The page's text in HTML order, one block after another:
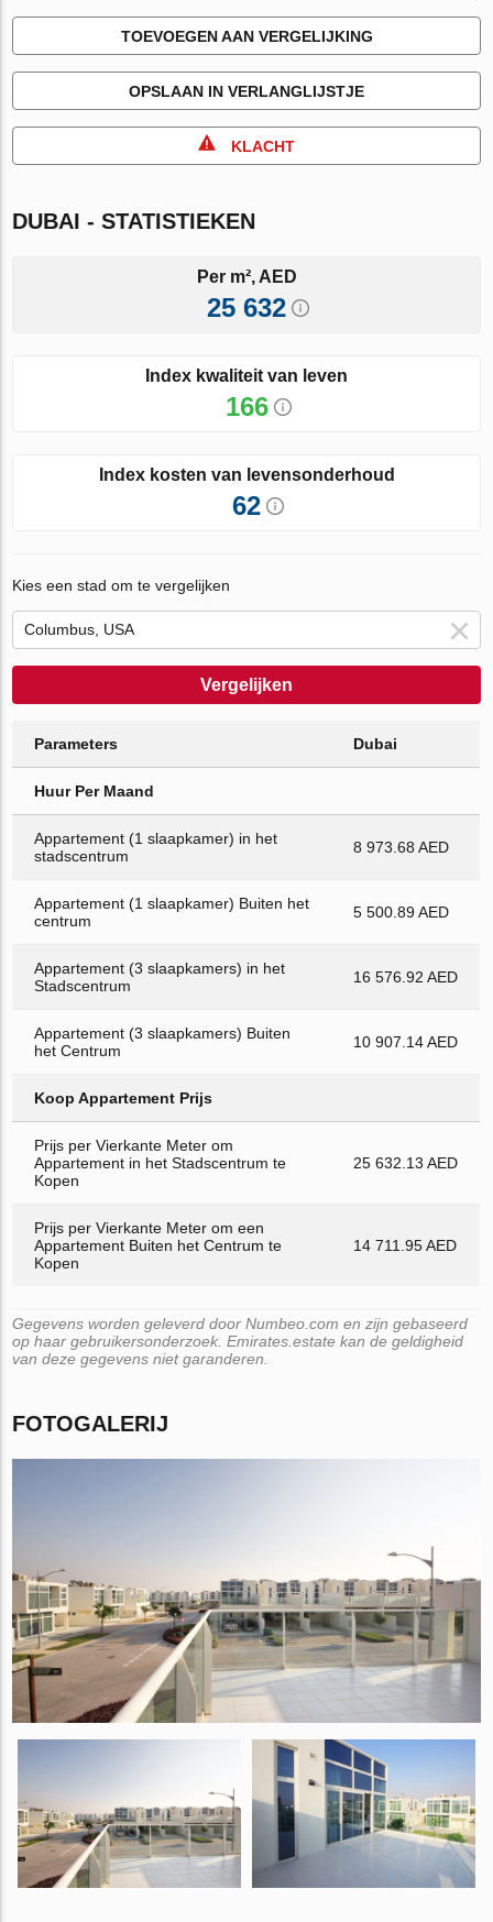
TOEVOEGEN AAN VERGELIJKING
OPSLAAN IN VERLANGLIJSTJE
KLACHT
DUBAI - STATISTIEKEN
Per m², AED
25 632
Index kwaliteit van leven
166
Index kosten van levensonderhoud
62
Kies een stad om te vergelijken
Vergelijken
Parameters Dubai
Huur Per Maand
Appartement (1 slaapkamer) in het
stadscentrum
8 973.68 AED
Appartement (1 slaapkamer) Buiten het
centrum
5 500.89 AED
Appartement (3 slaapkamers) in het
Stadscentrum
16 576.92 AED
Appartement (3 slaapkamers) Buiten
het Centrum
10 907.14 AED
Koop Appartement Prijs
Prijs per Vierkante Meter om
Appartement in het Stadscentrum te
Kopen
25 632.13 AED
Prijs per Vierkante Meter om een
Appartement Buiten het Centrum te
Kopen
14 711.95 AED
Gegevens worden geleverd door Numbeo.com en zijn gebaseerd
op haar gebruikersonderzoek. Emirates.estate kan de geldigheid
van deze gegevens niet garanderen.
FOTOGALERIJ